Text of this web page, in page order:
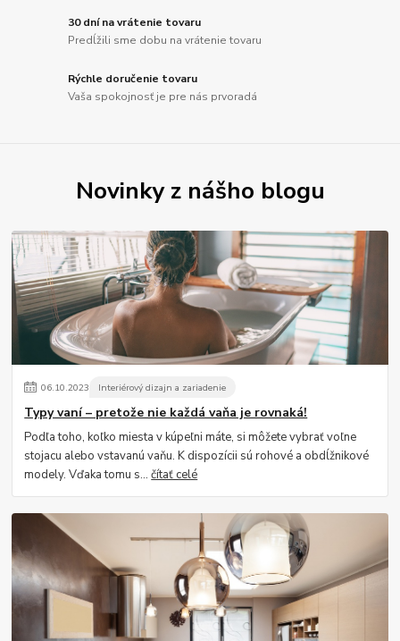
30 dní na vrátenie tovaru
Predĺžili sme dobu na vrátenie tovaru
Rýchle doručenie tovaru
Vaša spokojnosť je pre nás prvoradá
Novinky z nášho blogu
06.10.2023 Interiérový dizajn a zariadenie
Typy vaní – pretože nie každá vaňa je rovnaká!
Podľa toho, koľko miesta v kúpeľni máte, si môžete vybrať voľne
stojacu alebo vstavanú vaňu. K dispozícii sú rohové a obdĺžnikové
modely. Vďaka tomu s...čítať celé